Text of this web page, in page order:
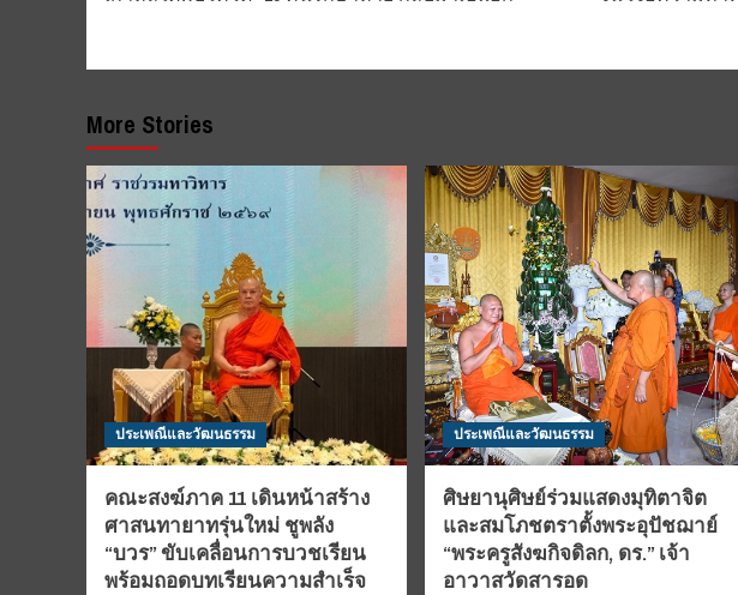
More Stories
ประเพณีและวัฒนธรรม
คณะสงฆ์ภาค 11 เดินหน้าสร้าง
ศาสนทายาทรุ่นใหม่ ชูพลัง
“บวร” ขับเคลื่อนการบวชเรียน
พร้อมถอดบทเรียนความสำเร็จ
ประเพณีและวัฒนธรรม
ศิษยานุศิษย์ร่วมแสดงมุทิตาจิต
และสมโภชตราตั้งพระอุปัชฌาย์
“พระครูสังฆกิจดิลก, ดร.” เจ้า
อาวาสวัดสารอด